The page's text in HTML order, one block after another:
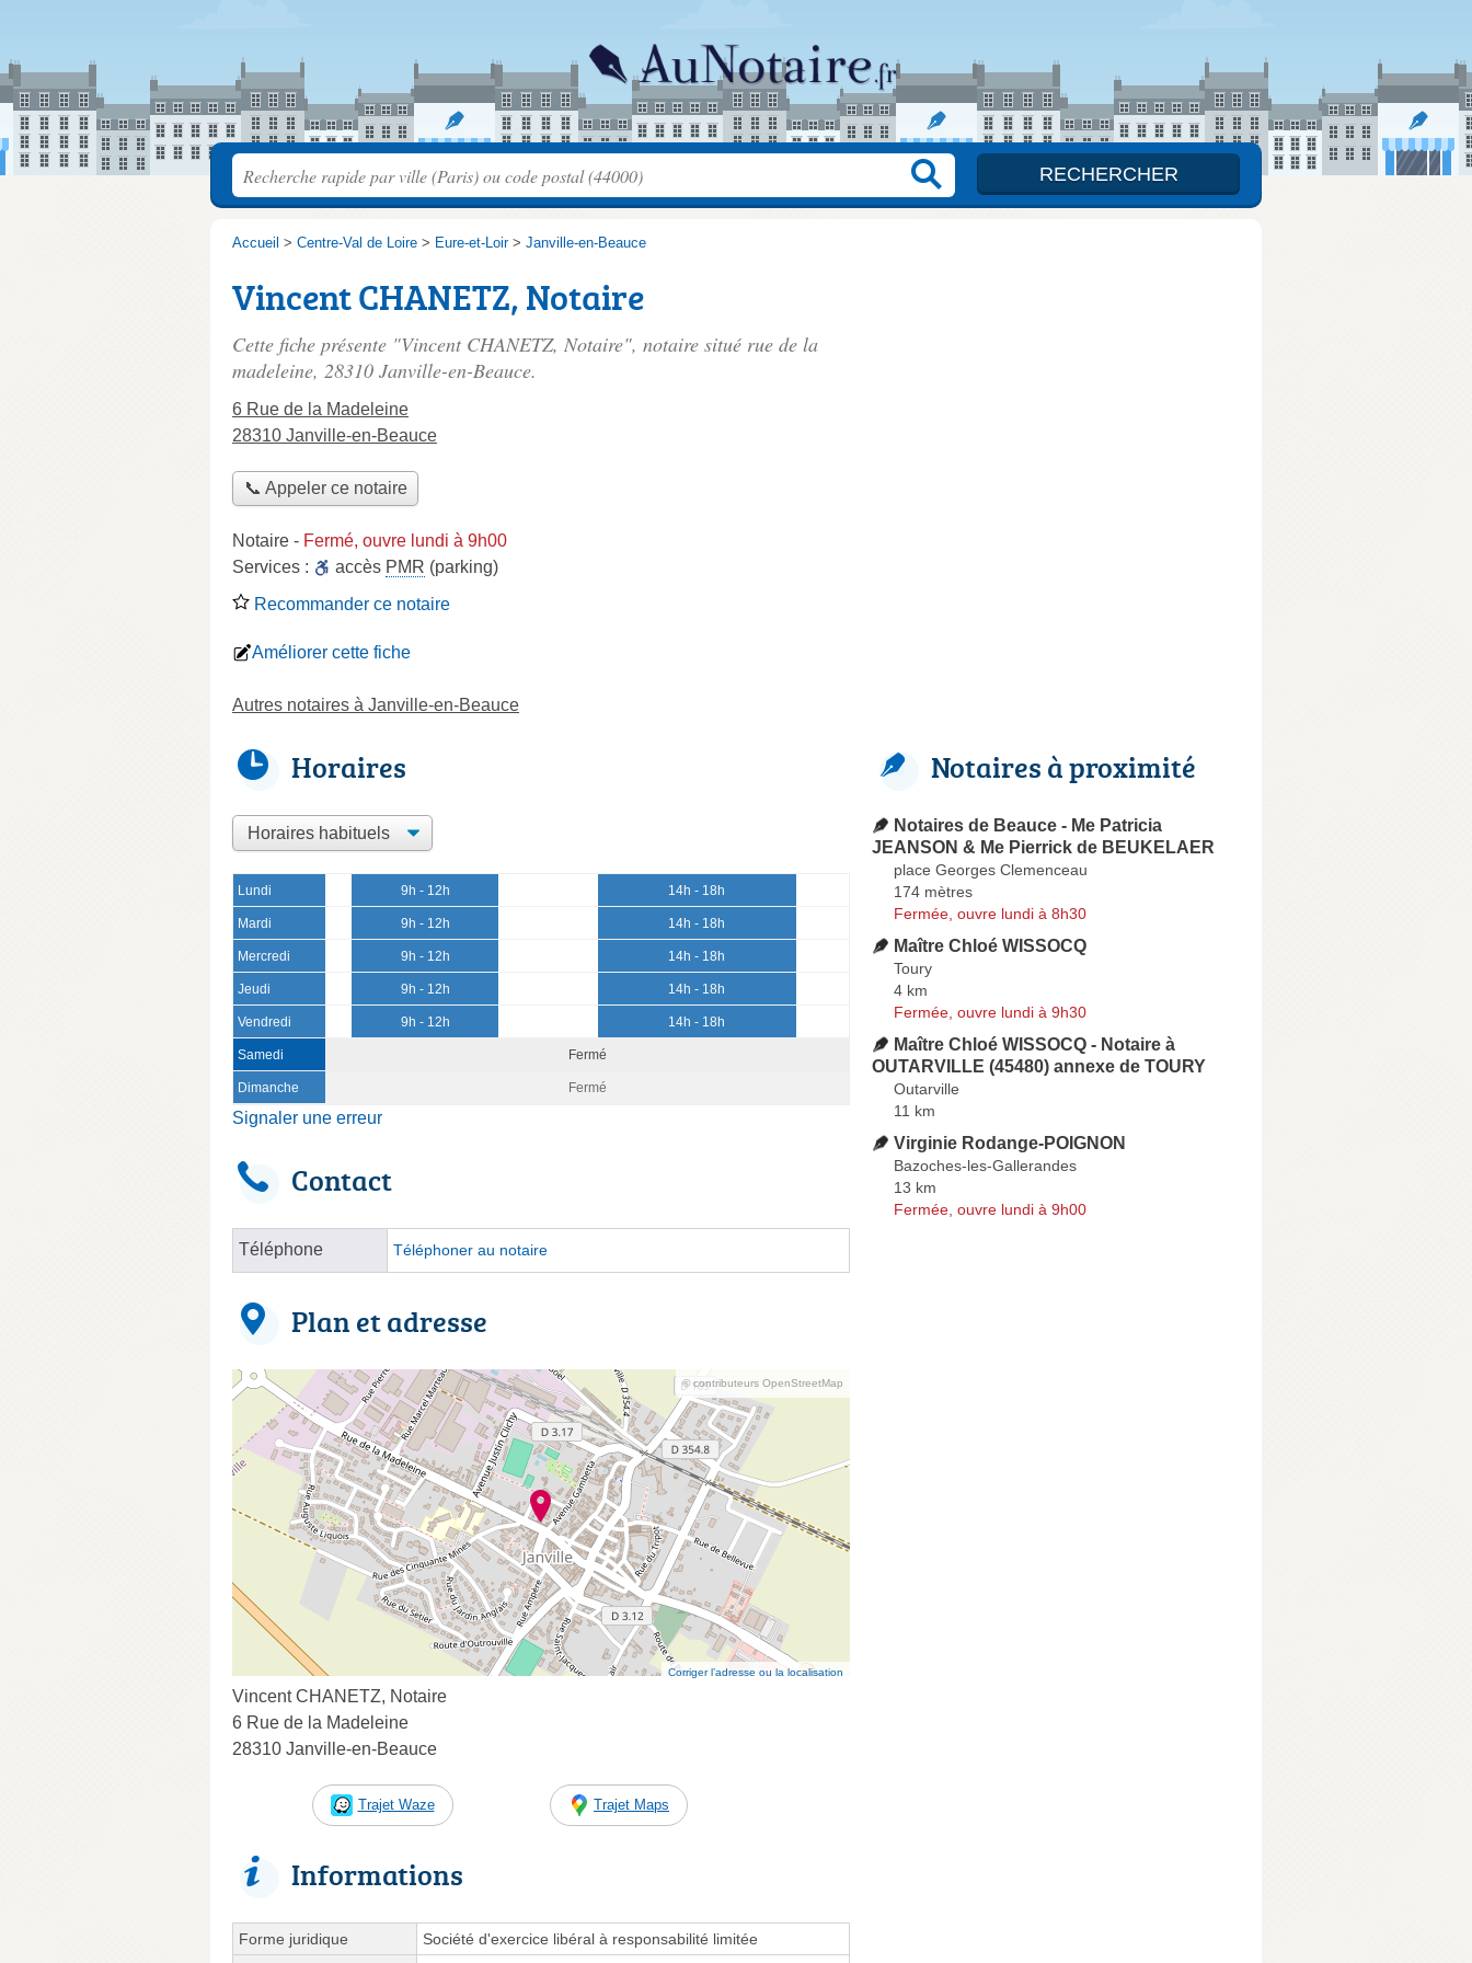
Accueil > Centre-Val de Loire > Eure-et-Loir> Janville-en-Beauce
Vincent CHANETZ, Notaire
Cette fiche présente "Vincent CHANETZ, Notaire", notaire situé rue de la
madeleine, 28310 Janville-en-Beauce.
6 Rue de la Madeleine
28310 Janville-en-Beauce
📞 Appeler ce notaire
Notaire - Fermé, ouvre lundi à 9h00
Services :
accès PMR (parking)
Recommander ce notaire
Améliorer cette fiche
Autres notaires à Janville-en-Beauce
Horaires
Lundi 9h - 12h 14h - 18h
Mardi 9h - 12h 14h - 18h
Mercredi 9h - 12h 14h - 18h
Jeudi 9h - 12h 14h - 18h
Vendredi 9h - 12h 14h - 18h
Samedi Fermé
Dimanche Fermé
Signaler une erreur
Contact
Téléphone Téléphoner au notaire
Plan et adresse
© contributeurs OpenStreetMap
Corriger l’adresse ou la localisation
Vincent CHANETZ, Notaire
6 Rue de la Madeleine
28310 Janville-en-Beauce
Trajet Waze Trajet Maps
Informations
Forme juridique
Société d'exercice libéral à responsabilité limitée
Notaires à proximité
Notaires de Beauce - Me Patricia
JEANSON & Me Pierrick de BEUKELAER
place Georges Clemenceau
174 mètres
Fermée, ouvre lundi à 8h30
Maître Chloé WISSOCQ
Toury
4 km
Fermée, ouvre lundi à 9h30
Maître Chloé WISSOCQ - Notaire à
OUTARVILLE (45480) annexe de TOURY
Outarville
11 km
Virginie Rodange-POIGNON
Bazoches-les-Gallerandes
13 km
Fermée, ouvre lundi à 9h00